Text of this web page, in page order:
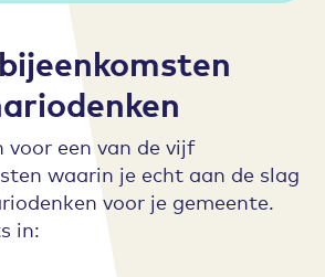
voor een van de vijf
waarin je echt aan de slag
voor je gemeente.
in: